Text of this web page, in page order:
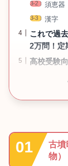
須恵器
漢字
これで過
2万問！定
高校受験
古墳
物）